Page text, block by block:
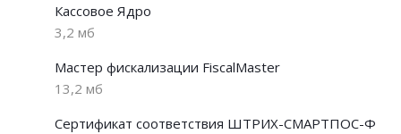
Кассовое Ядро
3,2 мб
Мастер фискализации FiscalMaster
13,2 мб
Сертификат соответствия ШТРИХ-СМАРТПОС-Ф